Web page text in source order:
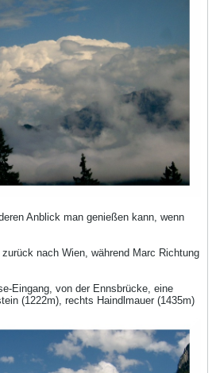
Anblick man genießen kann, wenn
nach Wien, während Marc Richtung
Eingang, von der Ennsbrücke, eine
(1222m), rechts Haindlmauer (1435m)